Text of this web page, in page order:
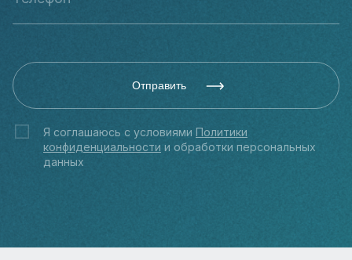
Отправить
Я соглашаюсь с условиями Политики
конфиденциальности и обработки персональных
данных